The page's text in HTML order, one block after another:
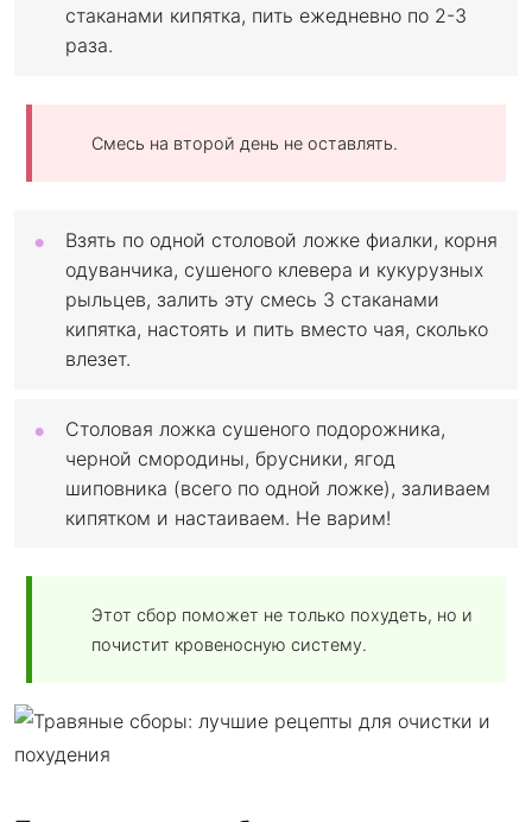
стаканами кипятка, пить ежедневно по 2-3
раза.
Смесь на второй день не оставлять.
Взять по одной столовой ложке фиалки, корня
одуванчика, сушеного клевера и кукурузных
рыльцев, залить эту смесь 3 стаканами
кипятка, настоять и пить вместо чая, сколько
влезет.
Столовая ложка сушеного подорожника,
черной смородины, брусники, ягод
шиповника (всего по одной ложке), заливаем
кипятком и настаиваем. Не варим!
Этот сбор поможет не только похудеть, но и
почистит кровеносную систему.